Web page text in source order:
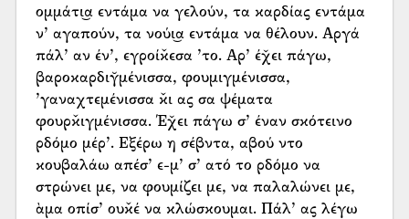
ομμάτι͜α εντάμα να γελούν, τα καρδίας εντάμα
ν’ αγαπούν, τα νούι͜α εντάμα να θέλουν. Αργά
πάλ’ αν έν’, εγροίκ̌εσα ’το. Αρ’ έχ̌ει πάγω,
βαροκαρδιγ̆μένισσα, φουμιγμένισσα,
’γαναχτεμένισσα κ̌ι ας σα ψέματα
φουρκ̌ιγμένισσα. Έχ̌ει πάγω σ’ έναν σκότεινο
ρδόμο μέρ’. Εξέρω η σέβντα, αβού ντο
κουβαλάω απέσ’ ε-μ’ σ’ ατό το ρδόμο να
στρώνει με, να φουμίζει με, να παλαλώνει με,
ὰμα οπίσ’ ουκ̌έ να κλώσκουμαι. Πάλ’ ας λέγω